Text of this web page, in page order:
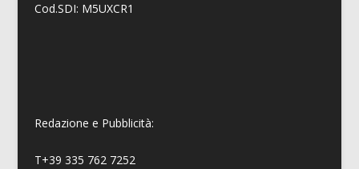
Cod.SDI: M5UXCR1
Redazione e Pubblicità:
T+39 335 762 7252